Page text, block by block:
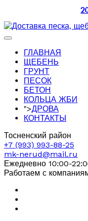
ГЛАВНАЯ
ЩЕБЕНЬ
ГРУНТ
ПЕСОК
БЕТОН
КОЛЬЦА ЖБИ
">ДРОВА
КОНТАКТЫ
Тосненский район
+7 (993) 993-88-25
mk-nerud@mail.ru
Ежедневно 10:00-
Работаем с